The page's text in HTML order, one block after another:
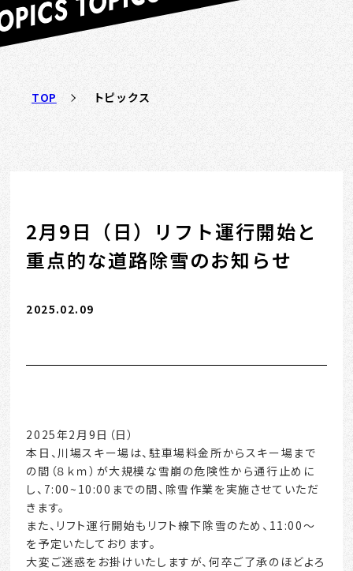
TOP トピックス
2月9日（日）リフト運行開始と
重点的な道路除雪のお知らせ
2025.02.09
2025年2月9日（日）
本日、川場スキー場は、駐車場料金所からスキー場まで
の間（８ｋｍ）が大規模な雪崩の危険性から通行止めに
し、7:00~10:00までの間、除雪作業を実施させていただ
きます。
また、リフト運行開始もリフト線下除雪のため、11:00～
を予定いたしております。
大変ご迷惑をお掛けいたしますが、何卒ご了承のほどよろ